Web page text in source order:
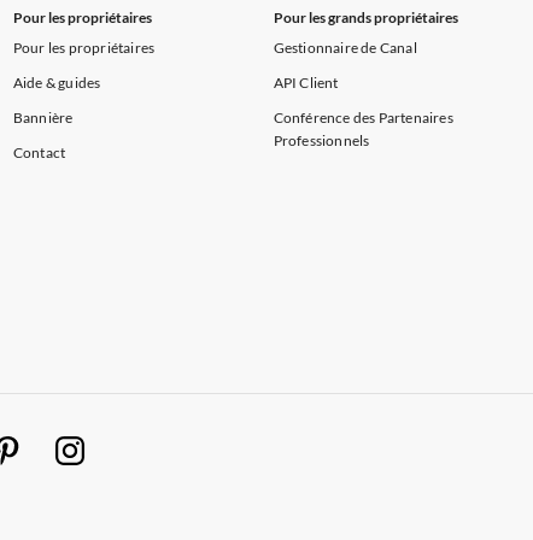
Pour les propriétaires
Pour les propriétaires
Aide & guides
Bannière
Contact
Pour les grands propriétaires
Gestionnaire de Canal
API Client
Conférence des Partenaires
Professionnels